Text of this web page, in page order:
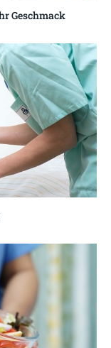
Geschmack